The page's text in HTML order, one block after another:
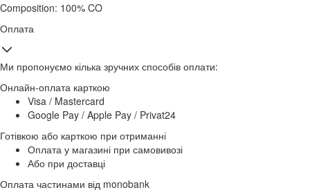
Composition: 100% CO
Оплата
Ми пропонуємо кілька зручних способів оплати:
Онлайн-оплата карткою
Visa / Mastercard
Google Pay / Apple Pay / Privat24
Готівкою або карткою при отриманні
Оплата у магазині при самовивозі
Або при доставці
Оплата частинами від monobank